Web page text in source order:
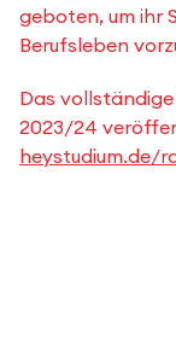
geboten, um ihr
Berufsleben
Das
2023/24
heystudium.de/